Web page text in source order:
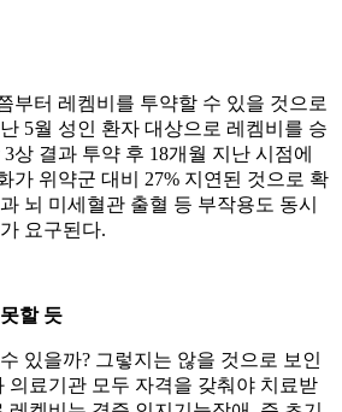
부터 레켐비를 투약할 수 있을 것으로
5월 성인 환자 대상으로 레켐비를 승
상 결과 투약 후 18개월 지난 시점에
가 위약군 대비 27% 지연된 것으로 확
뇌 미세혈관 출혈 등 부작용도 동시
요구된다.
할 듯
있을까? 그렇지는 않을 것으로 보인
의료기관 모두 자격을 갖춰야 치료받